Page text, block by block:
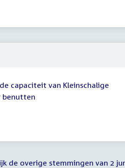
capaciteit van Kleinschalige
benutten
de overige stemmingen van 2